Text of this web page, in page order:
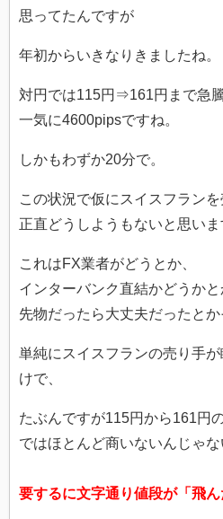
思ってたんですが
年初からいきなりきましたね。
対円では115円⇒161円まで急
一気に4600pipsですね。
しかもわずか20分で。
この状況で仮にスイスフラン
正直どうしようもないと思いま
これはFX業者がどうとか、
インターバンク直結かどうかと
先物だったら大丈夫だったと
単純にスイスフランの売り手
けで、
たぶんですが115円から161円
ではほとんど商いないんじゃな
要するに文字通り値段が「飛ん